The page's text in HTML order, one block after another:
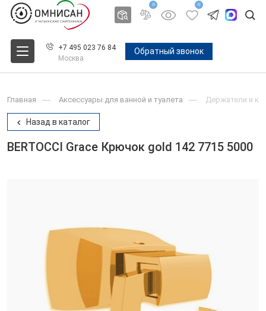
0 0
+7 495 023 76 84
Москва
Обратный звонок
Главная Аксессуары для ванной и туалета Держатели и
Назад в каталог
BERTOCCI Grace Крючок gold 142 7715 5000